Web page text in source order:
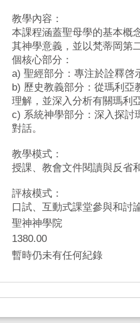
教學內容：
本課程涵蓋聖母學的基本概
其神學意義，並以梵蒂岡第
個核心部分：
a) 聖經部分：專注於詮釋啓
b) 歷史教義部分：從瑪利亞
理解，並深入分析有關瑪利
c) 系統神學部分：深入探討
對話。
教學模式：
授課、教會文件閱讀與反省
評核模式：
口試、互動式課堂參與和討
聖神神學院
1380.00
暫時仍未有任何紀錄